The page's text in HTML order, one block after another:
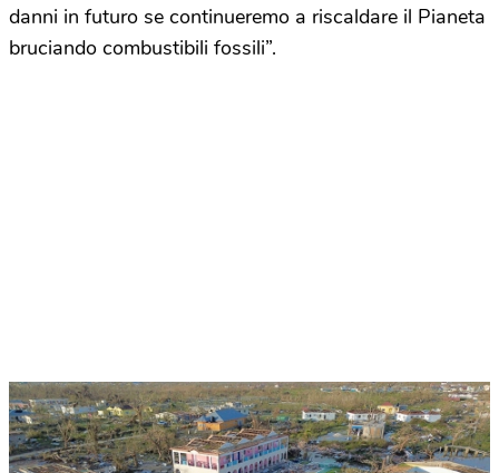
danni in futuro se continueremo a riscaldare il Pianeta
bruciando combustibili fossili”.